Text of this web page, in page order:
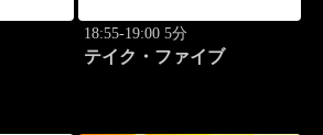
18:55-19:00 5分
テイク・ファイブ